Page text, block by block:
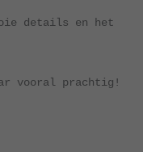
details en het
vooral prachtig!